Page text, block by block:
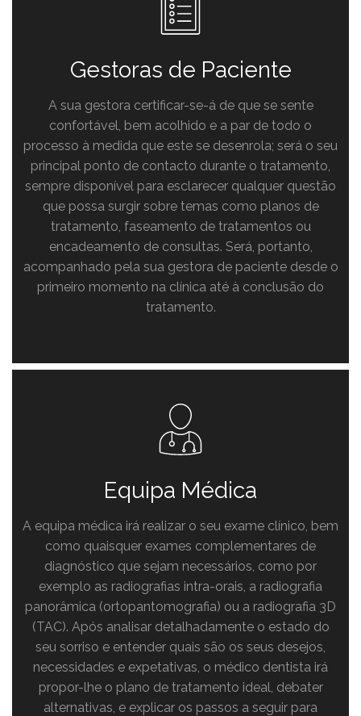
Gestoras de Paciente
A sua gestora certificar-se-á de que se sente
confortável, bem acolhido e a par de todo o
processo à medida que este se desenrola; será o seu
principal ponto de contacto durante o tratamento,
sempre disponível para esclarecer qualquer questão
que possa surgir sobre temas como planos de
tratamento, faseamento de tratamentos ou
encadeamento de consultas. Será, portanto,
acompanhado pela sua gestora de paciente desde o
primeiro momento na clínica até à conclusão do
tratamento.
Equipa Médica
A equipa médica irá realizar o seu exame clínico, bem
como quaisquer exames complementares de
diagnóstico que sejam necessários, como por
exemplo as radiografias intra-orais, a radiografia
panorâmica (ortopantomografia) ou a radiografia 3D
(TAC). Após analisar detalhadamente o estado do
seu sorriso e entender quais são os seus desejos,
necessidades e expetativas, o médico dentista irá
propor-lhe o plano de tratamento ideal, debater
alternativas, e explicar os passos a seguir para